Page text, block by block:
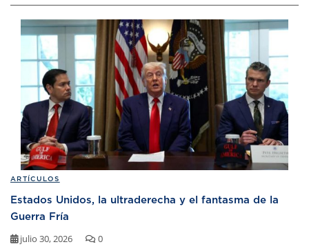
ARTÍCULOS
Estados Unidos, la ultraderecha y el fantasma de la
Guerra Fría
julio 30, 2026 0